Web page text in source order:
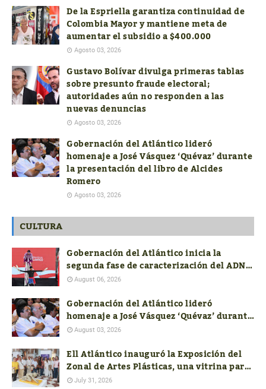
De la Espriella garantiza continuidad de
Colombia Mayor y mantiene meta de
aumentar el subsidio a $400.000
Agosto 03, 2026
Gustavo Bolívar divulga primeras tablas
sobre presunto fraude electoral;
autoridades aún no responden a las
nuevas denuncias
Agosto 03, 2026
Gobernación del Atlántico lideró
homenaje a José Vásquez ‘Quévaz’ durante
la presentación del libro de Alcides
Romero
Agosto 03, 2026
CULTURA
Gobernación del Atlántico inicia la
segunda fase de caracterización del ADN
Cultural
August 06, 2026
Gobernación del Atlántico lideró
homenaje a José Vásquez ‘Quévaz’ durante
la presentación del libro de Alcides
August 03, 2026
Ell Atlántico inauguró la Exposición del
Zonal de Artes Plásticas, una vitrina para
el talento artístico del departamento
July 31, 2026